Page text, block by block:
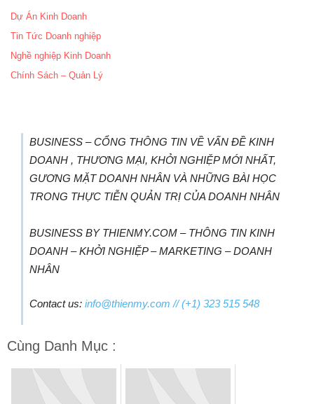
Dự Án Kinh Doanh
Tin Tức Doanh nghiệp
Nghề nghiệp Kinh Doanh
Chính Sách – Quản Lý
BUSINESS – CỔNG THÔNG TIN VỀ VẤN ĐỀ KINH
DOANH , THƯƠNG MẠI, KHỞI NGHIỆP MỚI NHẤT,
GƯƠNG MẶT DOANH NHÂN VÀ NHỮNG BÀI HỌC
TRONG THỰC TIỄN QUẢN TRỊ CỦA DOANH NHÂN
BUSINESS BY THIENMY.COM – THÔNG TIN KINH
DOANH – KHỞI NGHIỆP – MARKETING – DOANH
NHÂN
Contact us: info@thienmy.com // (+1) 323 515 548
Cùng Danh Mục :